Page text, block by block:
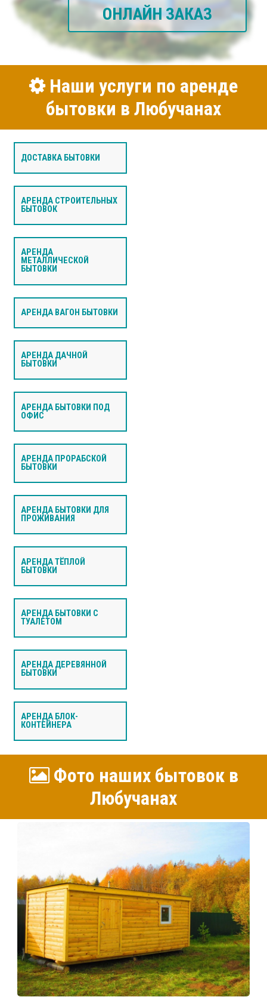
ОНЛАЙН ЗАКАЗ
Наши услуги по аренде
бытовки в Любучанах
ДОСТАВКА БЫТОВКИ
АРЕНДА СТРОИТЕЛЬНЫХ
БЫТОВОК
АРЕНДА
МЕТАЛЛИЧЕСКОЙ
БЫТОВКИ
АРЕНДА ВАГОН БЫТОВКИ
АРЕНДА ДАЧНОЙ
БЫТОВКИ
АРЕНДА БЫТОВКИ ПОД
ОФИС
АРЕНДА ПРОРАБСКОЙ
БЫТОВКИ
АРЕНДА БЫТОВКИ ДЛЯ
ПРОЖИВАНИЯ
АРЕНДА ТЁПЛОЙ
БЫТОВКИ
АРЕНДА БЫТОВКИ С
ТУАЛЕТОМ
АРЕНДА ДЕРЕВЯННОЙ
БЫТОВКИ
АРЕНДА БЛОК-
КОНТЕЙНЕРА
Фото наших бытовок в
Любучанах